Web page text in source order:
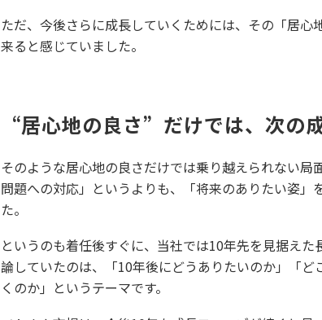
ただ、今後さらに成長していくためには、その「居
来ると感じていました。
“居心地の良さ”だけでは、次の
そのような居心地の良さだけでは乗り越えられない局
問題への対応」というよりも、「将来のありたい姿」
た。
というのも着任後すぐに、当社では10年先を見据え
論していたのは、「10年後にどうありたいのか」「
くのか」というテーマです。